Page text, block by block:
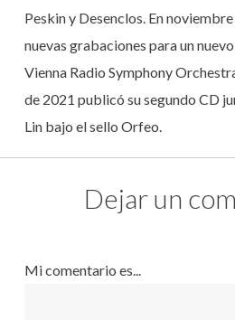
Peskin y Desenclos. En
nuevas grabaciones para un
Vienna Radio Symphony
de 2021 publicó su segundo CD
Lin bajo el sello Orfeo.
Dejar un
Mi comentario es...